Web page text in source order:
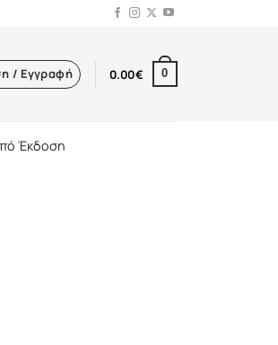
/ Εγγραφή 0.00€ 0
Έκδοση